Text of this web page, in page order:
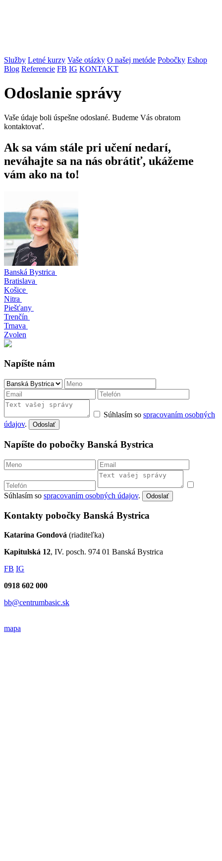
Služby Letné kurzy Vaše otázky O našej metóde Pobočky Eshop
Blog Referencie FB IG KONTAKT
Odoslanie správy
Vaše údaje boli úspešne odoslané. Budeme Vás obratom
kontaktovať.
Ak sa vám stále pri učení nedarí,
neváhajte sa na nás obrátiť, ukážeme
vám ako na to!
Banská Bystrica
Bratislava
Košice
Nitra
Piešťany
Trenčín
Trnava
Zvolen
Napíšte nám
Súhlasím so spracovaním osobných
údajov. Odoslať
Napíšte do pobočky Banská Bystrica
Súhlasím so spracovaním osobných údajov. Odoslať
Kontakty pobočky Banská Bystrica
Katarína Gondová (riaditeľka)
Kapitulská 12, IV. posch. 974 01 Banská Bystrica
FB IG
0918 602 000
bb@centrumbasic.sk
mapa